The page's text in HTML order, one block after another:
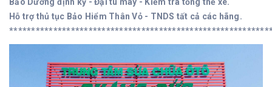
Hỗ trợ thủ tục Bảo Hiểm Thân Vỏ - TNDS tất cả các hãng.